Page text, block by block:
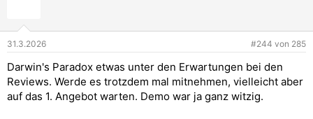
31.3.2026 #244 von 285
Darwin's Paradox etwas unter den Erwartungen bei den
Reviews. Werde es trotzdem mal mitnehmen, vielleicht aber
auf das 1. Angebot warten. Demo war ja ganz witzig.